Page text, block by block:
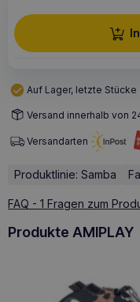
Auf Lager, letzte Stücke
Versand innerhalb von
Versandarten
Produktlinie: Samba
FAQ - 1 Fragen zum
Produkte AMIPLAY